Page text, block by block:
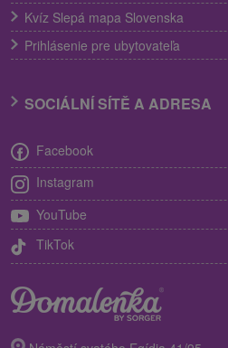
Kvíz Slepá mapa Slovenska
Prihlásenie pre ubytovateľa
SOCIÁLNÍ SÍTĚ A ADRESA
Facebook
Instagram
YouTube
TikTok